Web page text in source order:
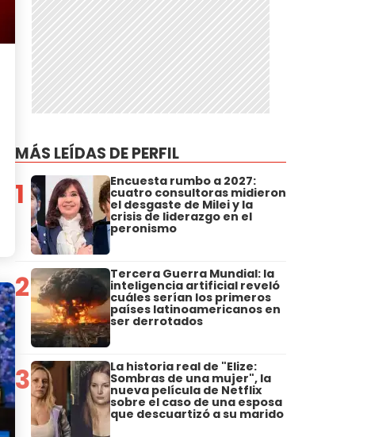
MÁS LEÍDAS DE PERFIL
1 Encuesta rumbo a 2027:
cuatro consultoras midieron
el desgaste de Milei y la
crisis de liderazgo en el
peronismo
2 Tercera Guerra Mundial: la
inteligencia artificial reveló
cuáles serían los primeros
países latinoamericanos en
ser derrotados
3 La historia real de "Elize:
Sombras de una mujer", la
nueva película de Netflix
sobre el caso de una esposa
que descuartizó a su marido